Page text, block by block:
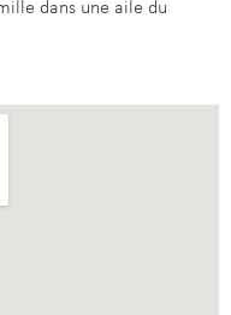
dans une aile du